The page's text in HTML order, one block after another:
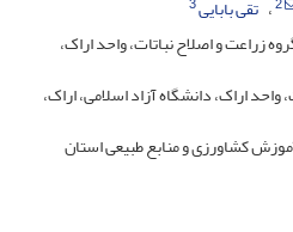
تقی بابایی
زراعت و اصلاح نباتات، واحد اراک،
واحد اراک، دانشگاه آزاد اسلامی، اراک،
کشاورزی و منابع طبیعی استان